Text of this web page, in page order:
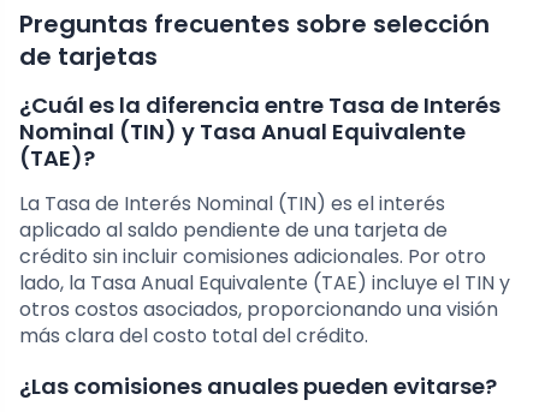
Preguntas frecuentes sobre selección
de tarjetas
¿Cuál es la diferencia entre Tasa de Interés
Nominal (TIN) y Tasa Anual Equivalente
(TAE)?
La Tasa de Interés Nominal (TIN) es el interés
aplicado al saldo pendiente de una tarjeta de
crédito sin incluir comisiones adicionales. Por otro
lado, la Tasa Anual Equivalente (TAE) incluye el TIN y
otros costos asociados, proporcionando una visión
más clara del costo total del crédito.
¿Las comisiones anuales pueden evitarse?